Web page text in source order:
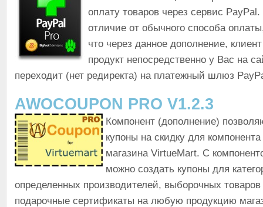
оплату товаров через сервис
отличие от обычного способа
что через данное дополнение,
продукт непосредственно у Вас на
переходит (нет редиректа) на платежный шлюз
AWOCOUPON PRO V1.2.3
Компонент (дополнение)
купоны на скидку для компонента
магазина VirtueMart. С
можно создать купоны для
определенных производителей, выборочных товаров
подарочные сертификаты на любую продукцию